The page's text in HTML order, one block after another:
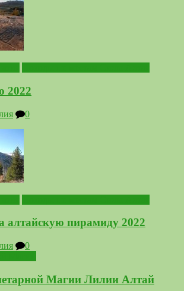
2022
0
алтайскую пирамиду 2022
0
Магии Лилии Алтай